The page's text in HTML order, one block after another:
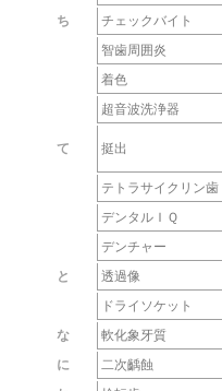
ち
チェックバイト
智歯周囲炎
着色
超音波洗浄器
て 挺出
テトラサイクリン歯
デンタルＩＱ
デンチャー
と
透過像
ドライソケット
な
軟化象牙質
に
二次齲蝕